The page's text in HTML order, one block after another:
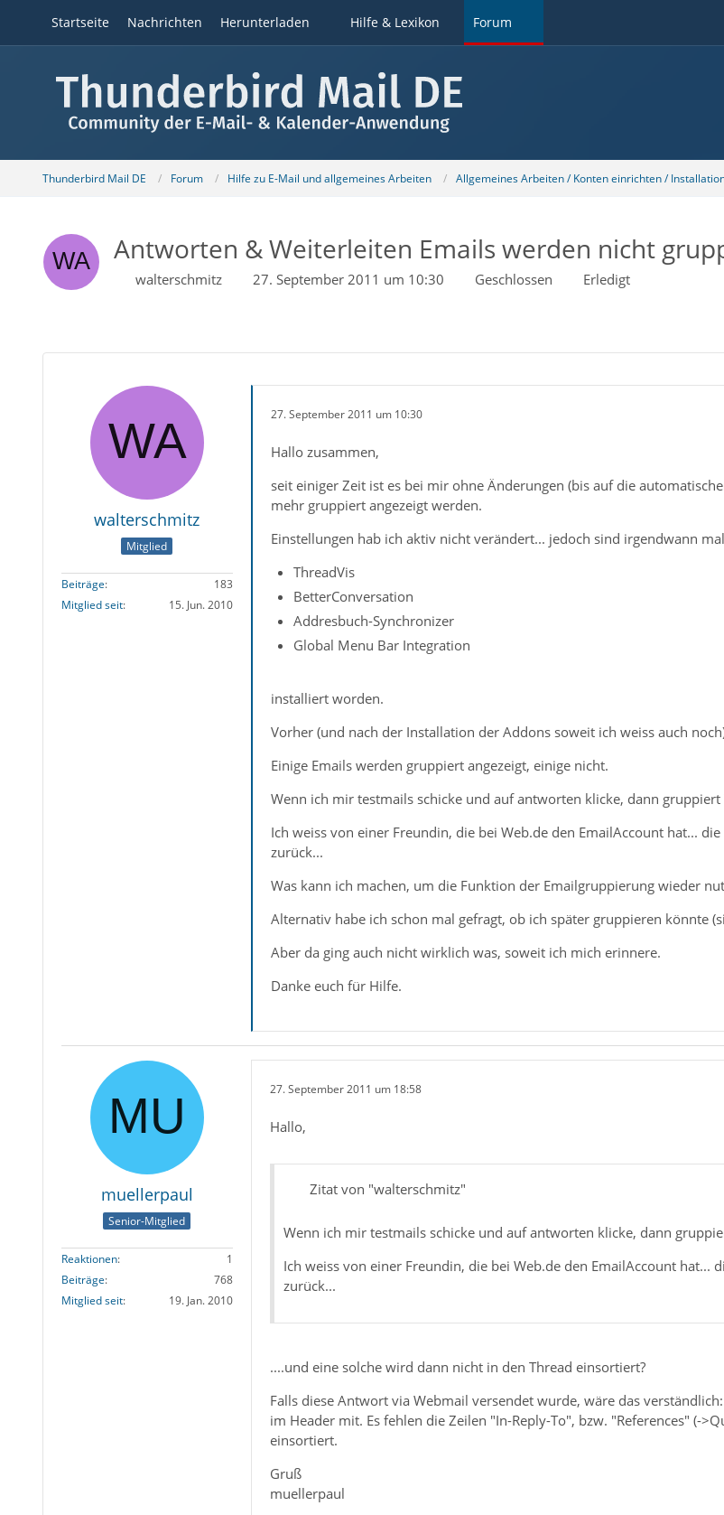
Startseite Nachrichten Herunterladen Hilfe & Lexikon Forum
Thunderbird Mail DE Forum Hilfe zu E-Mail und allgemeines Arbeiten Allgemeines Arbeiten / Konten einrichten /
Antworten & Weiterleiten Emails werden nicht
walterschmitz 27. September 2011 um 10:30 Geschlossen Erledigt
walterschmitz
Mitglied
Beiträge
183
Mitglied seit
15. Jun. 2010
27. September 2011 um 10:30
Hallo zusammen,
seit einiger Zeit ist es bei mir ohne Änderungen (bis auf die
mehr gruppiert angezeigt werden.
Einstellungen hab ich aktiv nicht verändert... jedoch sind irgendwann
ThreadVis
BetterConversation
Addresbuch-Synchronizer
Global Menu Bar Integration
installiert worden.
Vorher (und nach der Installation der Addons soweit ich weiss auch
Einige Emails werden gruppiert angezeigt, einige nicht.
Wenn ich mir testmails schicke und auf antworten klicke, dann gruppiert
Ich weiss von einer Freundin, die bei Web.de den EmailAccount hat...
zurück...
Was kann ich machen, um die Funktion der Emailgruppierung wieder
Alternativ habe ich schon mal gefragt, ob ich später gruppieren könnte
Aber da ging auch nicht wirklich was, soweit ich mich erinnere.
Danke euch für Hilfe.
muellerpaul
Senior-Mitglied
Reaktionen
1
Beiträge
768
Mitglied seit
19. Jan. 2010
27. September 2011 um 18:58
Hallo,
Zitat von "walterschmitz"
Wenn ich mir testmails schicke und auf antworten klicke, dann
Ich weiss von einer Freundin, die bei Web.de den EmailAccount
zurück...
....und eine solche wird dann nicht in den Thread einsortiert?
Falls diese Antwort via Webmail versendet wurde, wäre das
im Header mit. Es fehlen die Zeilen "In-Reply-To", bzw. "References" (-
einsortiert.
Gruß
muellerpaul